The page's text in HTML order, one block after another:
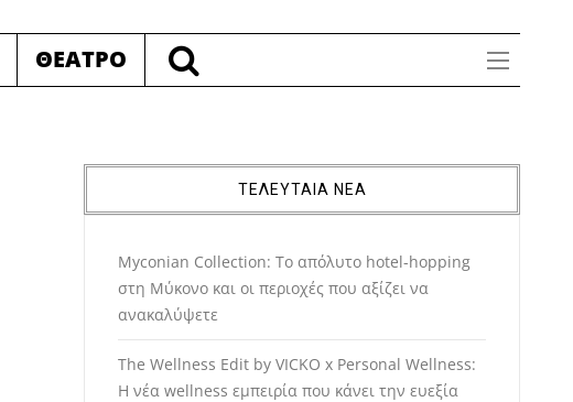
ΘΕΑΤΡΟ
ΤΕΛΕΥΤΑΙΑ ΝΕΑ
Myconian Collection: Το απόλυτο hotel-hopping
στη Μύκονο και οι περιοχές που αξίζει να
ανακαλύψετε
The Wellness Edit by VICKO x Personal Wellness:
Η νέα wellness εμπειρία που κάνει την ευεξία